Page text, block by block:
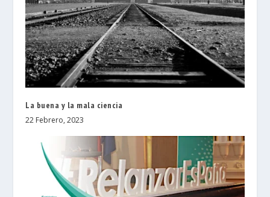
La buena y la mala ciencia
22 Febrero, 2023